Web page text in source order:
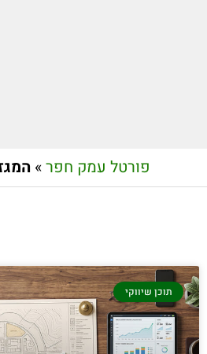
פורטל עמק חפר»
תוכן שיווקי